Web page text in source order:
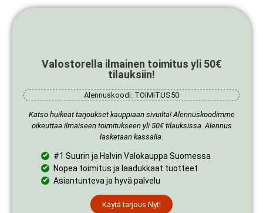
Valostorella ilmainen toimitus yli 50€
tilauksiin!
Alennuskoodi: TOIMITUS50
Katso huikeat tarjoukset kauppiaan sivuilta! Alennuskoodimme
oikeuttaa ilmaiseen toimitukseen yli 50€ tilauksissa. Alennus
lasketaan kassalla.
#1 Suurin ja Halvin Valokauppa Suomessa
Nopea toimitus ja laadukkaat tuotteet
Asiantunteva ja hyvä palvelu
Käytä tarjous Nyt!